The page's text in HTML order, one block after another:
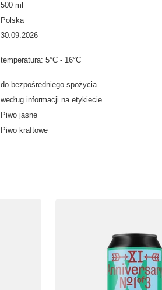
500 ml
Polska
30.09.2026
temperatura: 5°C - 16°C
do bezpośredniego spożycia
według informacji na etykiecie
Piwo jasne
Piwo kraftowe